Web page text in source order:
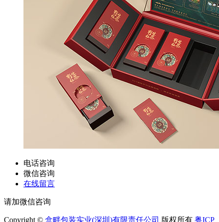
电话咨询
微信咨询
在线留言
请加微信咨询
Copyright © 盒畔包装实业(深圳)有限责任公司 版权所有 粤ICP